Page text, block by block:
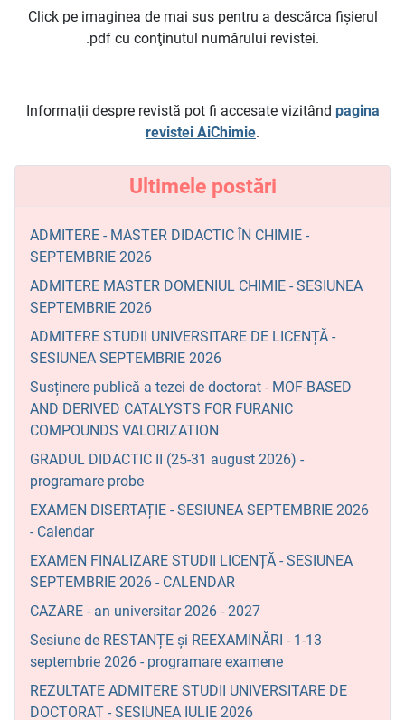
Click pe imaginea de mai sus pentru a descărca fişierul
.pdf cu conţinutul numărului revistei.
Informaţii despre revistă pot fi accesate vizitând pagina
revistei AiChimie.
Ultimele postări
ADMITERE - MASTER DIDACTIC ÎN CHIMIE -
SEPTEMBRIE 2026
ADMITERE MASTER DOMENIUL CHIMIE - SESIUNEA
SEPTEMBRIE 2026
ADMITERE STUDII UNIVERSITARE DE LICENȚĂ -
SESIUNEA SEPTEMBRIE 2026
Susținere publică a tezei de doctorat - MOF-BASED
AND DERIVED CATALYSTS FOR FURANIC
COMPOUNDS VALORIZATION
GRADUL DIDACTIC II (25-31 august 2026) -
programare probe
EXAMEN DISERTAȚIE - SESIUNEA SEPTEMBRIE 2026
- Calendar
EXAMEN FINALIZARE STUDII LICENȚĂ - SESIUNEA
SEPTEMBRIE 2026 - CALENDAR
CAZARE - an universitar 2026 - 2027
Sesiune de RESTANȚE și REEXAMINĂRI - 1-13
septembrie 2026 - programare examene
REZULTATE ADMITERE STUDII UNIVERSITARE DE
DOCTORAT - SESIUNEA IULIE 2026